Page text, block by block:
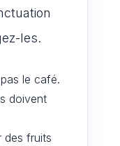
les.
le café.
doivent
des fruits